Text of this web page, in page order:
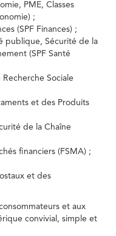
PME, Classes
;
(SPF Finances) ;
publique, Sécurité de la
(SPF Santé
Sociale
et des Produits
de la Chaîne
financiers (FSMA) ;
et des
et aux
convivial, simple et